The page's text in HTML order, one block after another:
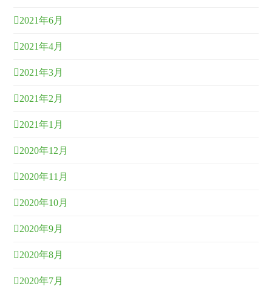
2021年6月
2021年4月
2021年3月
2021年2月
2021年1月
2020年12月
2020年11月
2020年10月
2020年9月
2020年8月
2020年7月